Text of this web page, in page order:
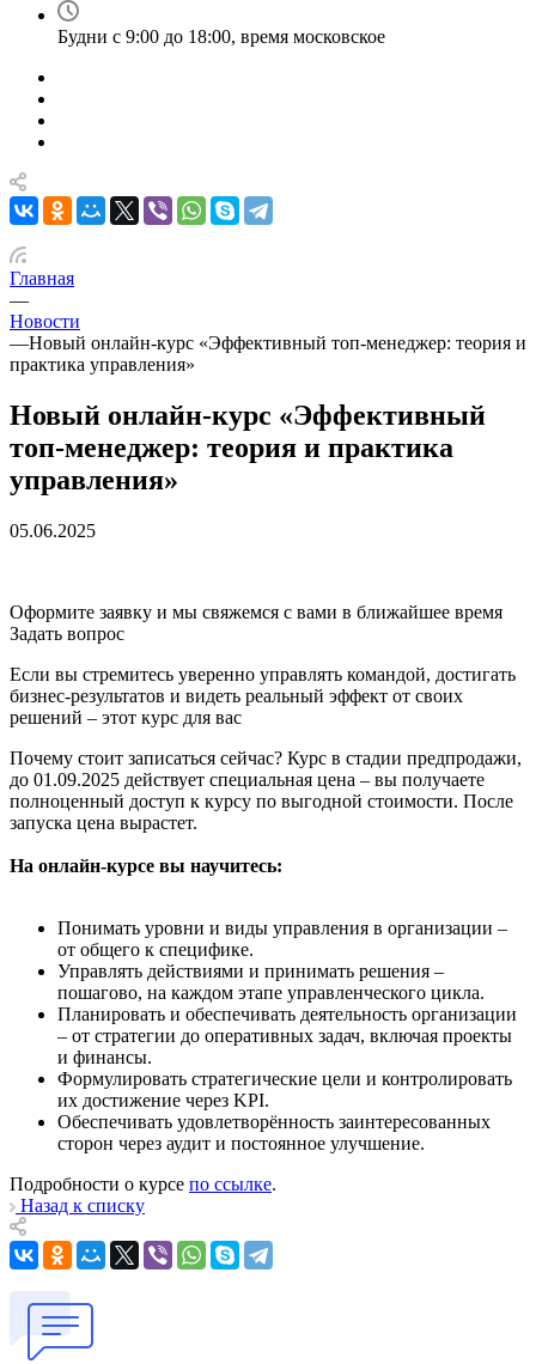
Будни с 9:00 до 18:00, время московское
Главная
—
Новости
—Новый онлайн-курс «Эффективный топ-менеджер: теория и
практика управления»
Новый онлайн-курс «Эффективный
топ-менеджер: теория и практика
управления»
05.06.2025
Оформите заявку и мы свяжемся с вами в ближайшее время
Задать вопрос
Если вы стремитесь уверенно управлять командой, достигать
бизнес-результатов и видеть реальный эффект от своих
решений – этот курс для вас
Почему стоит записаться сейчас? Курс в стадии предпродажи,
до 01.09.2025 действует специальная цена – вы получаете
полноценный доступ к курсу по выгодной стоимости. После
запуска цена вырастет.
На онлайн-курсе вы научитесь:
Понимать уровни и виды управления в организации –
от общего к специфике.
Управлять действиями и принимать решения –
пошагово, на каждом этапе управленческого цикла.
Планировать и обеспечивать деятельность организации
– от стратегии до оперативных задач, включая проекты
и финансы.
Формулировать стратегические цели и контролировать
их достижение через KPI.
Обеспечивать удовлетворённость заинтересованных
сторон через аудит и постоянное улучшение.
Подробности о курсе по ссылке.
Назад к списку